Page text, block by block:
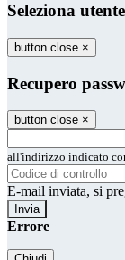
Seleziona utente
button close ×
Recupero
button close ×
all'indirizzo indicato
E-mail inviata, si
Errore